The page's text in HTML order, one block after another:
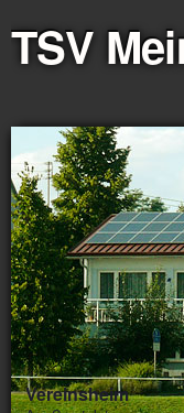
TSV
Vereinsheim